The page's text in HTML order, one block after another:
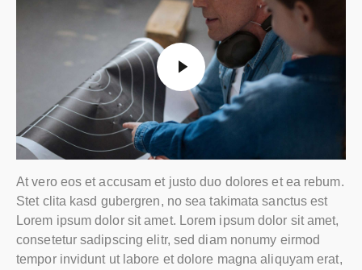
At vero eos et accusam et justo duo dolores et ea rebum.
Stet clita kasd gubergren, no sea takimata sanctus est
Lorem ipsum dolor sit amet. Lorem ipsum dolor sit amet,
consetetur sadipscing elitr, sed diam nonumy eirmod
tempor invidunt ut labore et dolore magna aliquyam erat,